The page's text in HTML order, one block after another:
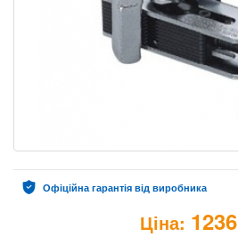
Офіційна гарантія від виробника
Ціна: 1236